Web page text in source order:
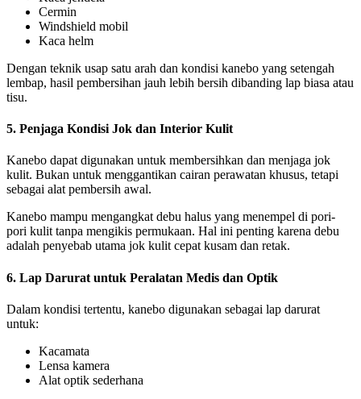
Cermin
Windshield mobil
Kaca helm
Dengan teknik usap satu arah dan kondisi kanebo yang setengah
lembap, hasil pembersihan jauh lebih bersih dibanding lap biasa atau
tisu.
5. Penjaga Kondisi Jok dan Interior Kulit
Kanebo dapat digunakan untuk membersihkan dan menjaga jok
kulit. Bukan untuk menggantikan cairan perawatan khusus, tetapi
sebagai alat pembersih awal.
Kanebo mampu mengangkat debu halus yang menempel di pori-
pori kulit tanpa mengikis permukaan. Hal ini penting karena debu
adalah penyebab utama jok kulit cepat kusam dan retak.
6. Lap Darurat untuk Peralatan Medis dan Optik
Dalam kondisi tertentu, kanebo digunakan sebagai lap darurat
untuk:
Kacamata
Lensa kamera
Alat optik sederhana